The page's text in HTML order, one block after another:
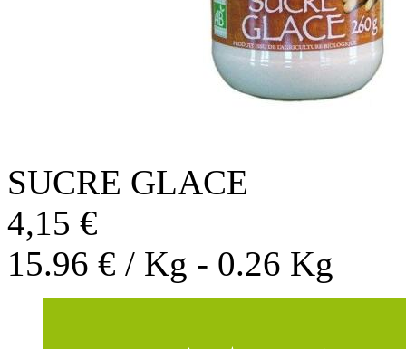
SUCRE GLACE
4,15 €
15.96 € / Kg - 0.26 Kg